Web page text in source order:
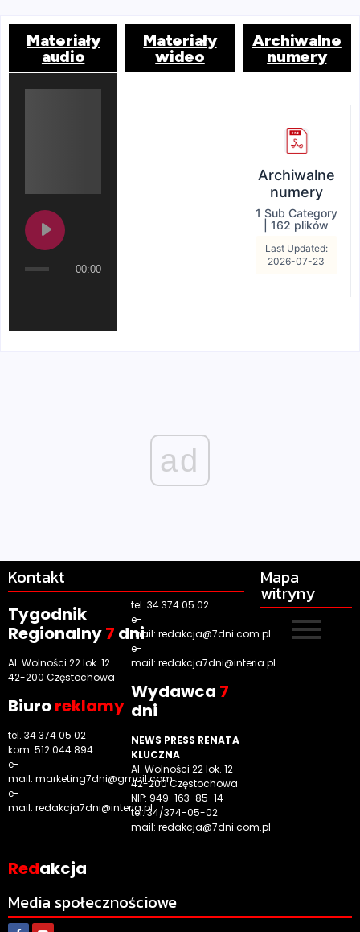
Materiały
audio
00:00
Materiały
wideo
Archiwalne
numery
Archiwalne
numery
1 Sub Category
162 plików
Last Updated:
2026-07-23
ad
Kontakt
Tygodnik
Regionalny7 dni
Al. Wolności 22 lok. 12
42-200 Częstochowa
Biuroreklamy
tel. 34 374 05 02
kom. 512 044 894
e-
mail: marketing7dni@gmail.com
e-
mail: redakcja7dni@interia.pl
Redakcja
tel. 34 374 05 02
e-
mail: redakcja@7dni.com.pl
e-
mail: redakcja7dni@interia.pl
Wydawca 7
dni
NEWS PRESS RENATA
KLUCZNA
Al. Wolności 22 lok. 12
42-200 Częstochowa
NIP: 949-163-85-14
tel. 34/374-05-02
mail: redakcja@7dni.com.pl
Mapa
witryny
Media społecznościowe